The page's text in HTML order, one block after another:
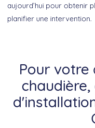
aujourd’hui pour obtenir
planifier une intervention.
Pour votre